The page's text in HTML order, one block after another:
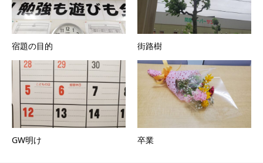
宿題の目的 街路樹
GW明け 卒業